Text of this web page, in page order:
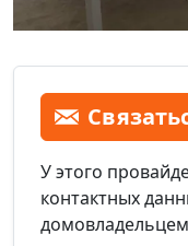
У этого
контактных
домовладельцем